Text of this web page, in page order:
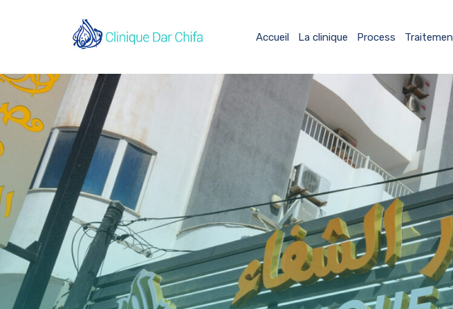
Accueil La clinique Process